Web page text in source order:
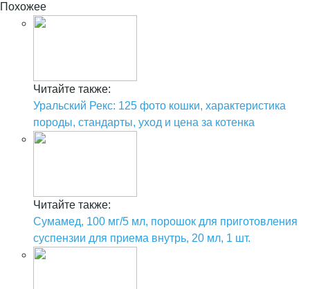
Похожее
Читайте также:
Уральский Рекс: 125 фото кошки, характеристика
породы, стандарты, уход и цена за котенка
Читайте также:
Сумамед, 100 мг/5 мл, порошок для приготовления
суспензии для приема внутрь, 20 мл, 1 шт.